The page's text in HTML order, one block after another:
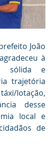
João
à
sólida e
trajetória
lotação,
desse
local e
de